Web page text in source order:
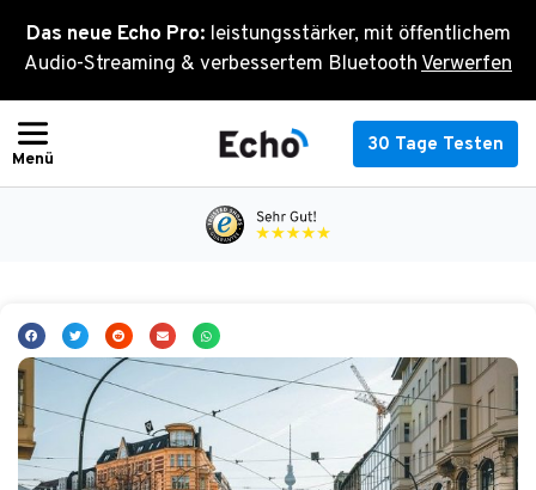
Das neue Echo Pro: leistungsstärker, mit öffentlichem
Audio-Streaming & verbessertem BluetoothVerwerfen
Inhalt
springen
30 Tage Testen